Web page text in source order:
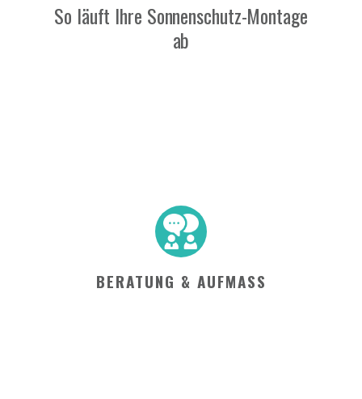
So läuft Ihre Sonnenschutz-Montage
ab
BERATUNG & AUFMASS